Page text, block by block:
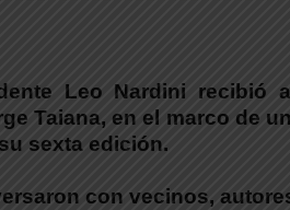
Leo Nardini recibió
Taiana, en el marco de
sexta edición.
con vecinos,